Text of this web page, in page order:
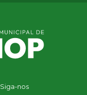
Siga-nos